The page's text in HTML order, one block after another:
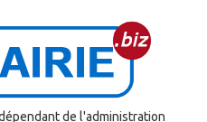
de l'administration